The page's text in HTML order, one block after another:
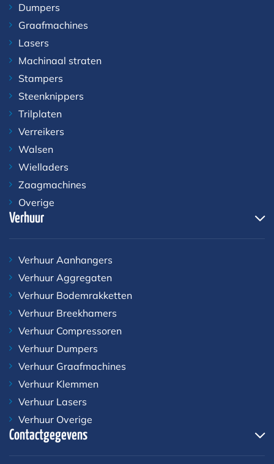
Dumpers
Graafmachines
Lasers
Machinaal straten
Stampers
Steenknippers
Trilplaten
Verreikers
Walsen
Wielladers
Zaagmachines
Overige
Verhuur
Verhuur Aanhangers
Verhuur Aggregaten
Verhuur Bodemrakketten
Verhuur Breekhamers
Verhuur Compressoren
Verhuur Dumpers
Verhuur Graafmachines
Verhuur Klemmen
Verhuur Lasers
Verhuur Overige
Contactgegevens